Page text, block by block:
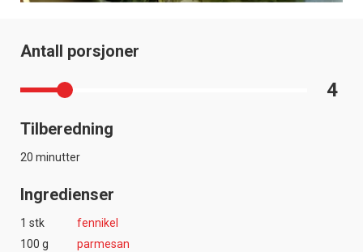
Antall porsjoner
4
Tilberedning
20 minutter
Ingredienser
1 stk
fennikel
100 g
parmesan